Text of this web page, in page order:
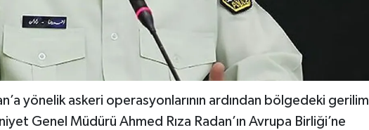
yönelik askeri operasyonlarının ardından bölgedeki gerilim
Genel Müdürü Ahmed Rıza Radan’ın Avrupa Birliği’ne